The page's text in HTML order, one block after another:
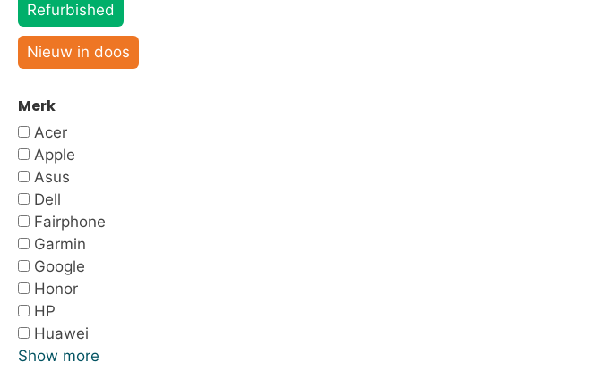
Refurbished
Nieuw in doos
Merk
Acer
Apple
Asus
Dell
Fairphone
Garmin
Google
Honor
HP
Huawei
Show more